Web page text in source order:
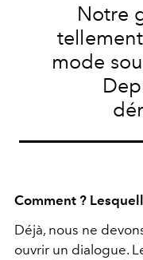
Notre
mode
Comment ?
Déjà, nous ne
ouvrir un dialogue.